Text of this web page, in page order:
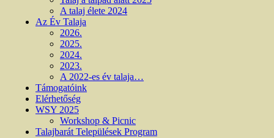
A talaj élete 2024
Az Év Talaja
2026.
2025.
2024.
2023.
A 2022-es év talaja…
Támogatóink
Elérhetőség
WSY 2025
Workshop & Picnic
Talajbarát Települések Program